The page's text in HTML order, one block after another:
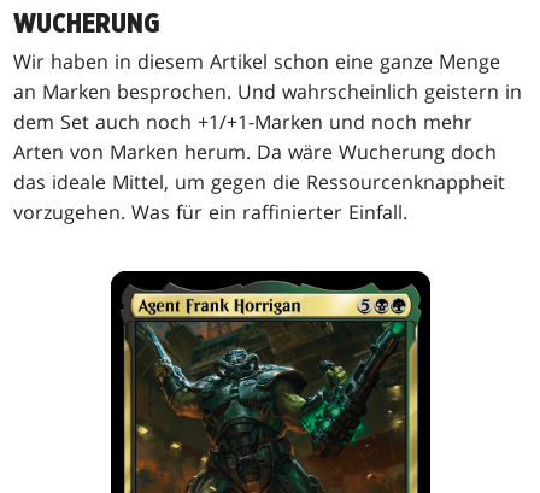
WUCHERUNG
Wir haben in diesem Artikel schon eine ganze Menge
an Marken besprochen. Und wahrscheinlich geistern in
dem Set auch noch +1/+1-Marken und noch mehr
Arten von Marken herum. Da wäre Wucherung doch
das ideale Mittel, um gegen die Ressourcenknappheit
vorzugehen. Was für ein raffinierter Einfall.